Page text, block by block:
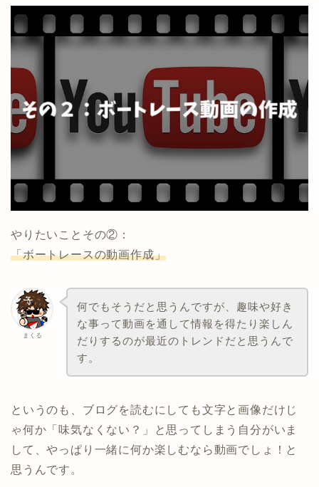
やりたいことその②：
「ボートレースの動画作成」
まくる
何でもそうだと思うんですが、趣味や好き
な事って動画を通して情報を得たり楽しん
だりするのが最近のトレンドだと思うんで
す。
というのも、ブログを読むにしても文字と画像だけじ
ゃ何か「味気なくない？」と思ってしまう自分がいま
して、やっぱり一緒に何か楽しむなら動画でしょ！と
思うんです。